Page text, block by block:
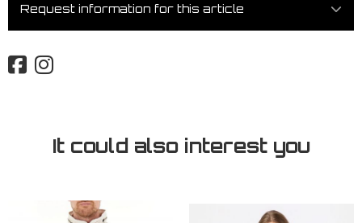
Request information for this article
It could also interest you